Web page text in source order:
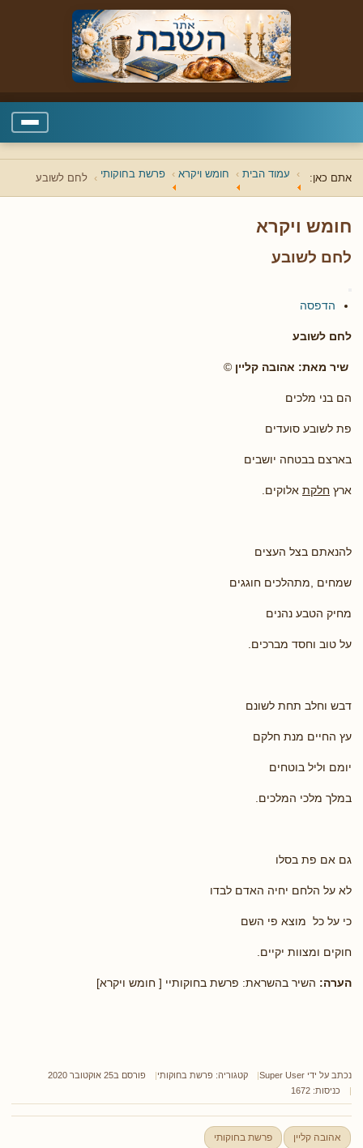
אתם כאן: עמוד הבית חומש ויקרא פרשת בחוקותי לחם לשובע
חומש ויקרא
לחם לשובע
הדפסה
לחם לשובע
שיר מאת: אהובה קליין ©
הם בני מלכים
פת לשובע סועדים
בארצם בבטחה יושבים
ארץ חלקת אלוקים.
להנאתם בצל העצים
שמחים ,מתהלכים חוגגים
מחיק הטבע נהנים
על טוב וחסד מברכים.
דבש וחלב תחת לשונם
עץ החיים מנת חלקם
יומם וליל בוטחים
במלך מלכי המלכים.
גם אם פת בסלו
לא על הלחם יחיה האדם לבדו
כי על כל מוצא פי השם
חוקים ומצוות יקיים.
הערה: השיר בהשראת: פרשת בחוקותיי [ חומש ויקרא]
נכתב על ידי Super User קטגוריה: פרשת בחוקותי
פורסם ב25 אוקטובר 2020
כניסות: 1672
אהובה קליין פרשת בחוקותי